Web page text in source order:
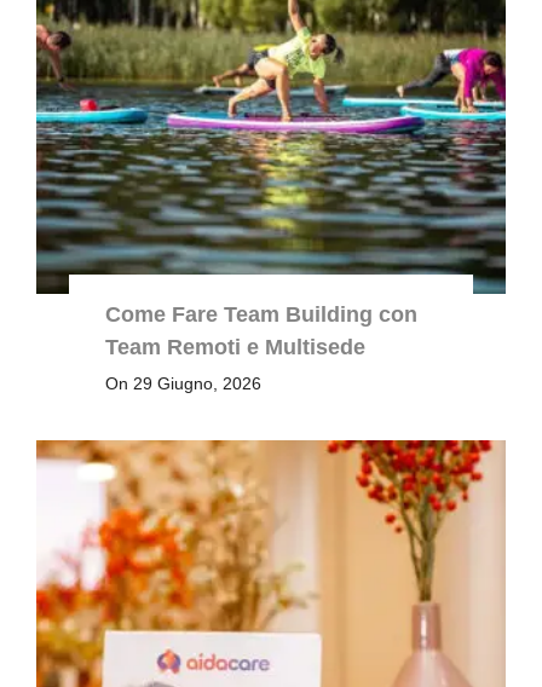
Come Fare Team Building con
Team Remoti e Multisede
On 29 Giugno, 2026